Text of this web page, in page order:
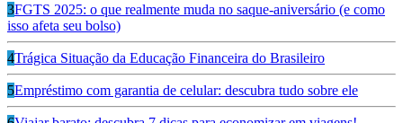
3FGTS 2025: o que realmente muda no saque-aniversário (e como
isso afeta seu bolso)
4Trágica Situação da Educação Financeira do Brasileiro
5Empréstimo com garantia de celular: descubra tudo sobre ele